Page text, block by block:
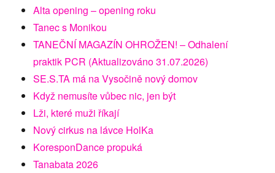
Alta opening – opening roku
Tanec s Monikou
TANEČNÍ MAGAZÍN OHROŽEN! – Odhalení
praktik PCR (Aktualizováno 31.07.2026)
SE.S.TA má na Vysočině nový domov
Když nemusíte vůbec nic, jen být
Lži, které muži říkají
Nový cirkus na lávce HolKa
KoresponDance propuká
Tanabata 2026